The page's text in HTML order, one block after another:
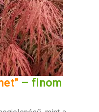
– finom